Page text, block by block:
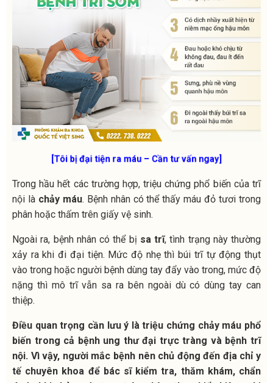
[Tôi bị đại tiện ra máu – Cần tư vấn ngay]
Trong hầu hết các trường hợp, triệu chứng phổ biến của trĩ
nội là chảy máu. Bệnh nhân có thể thấy máu đỏ tươi trong
phân hoặc thấm trên giấy vệ sinh.
Ngoài ra, bệnh nhân có thể bị sa trĩ, tình trạng này thường
xảy ra khi đi đại tiện. Mức độ nhẹ thì búi trĩ tự động thụt
vào trong hoặc người bệnh dùng tay đẩy vào trong, mức độ
nặng thì mô trĩ vẫn sa ra bên ngoài dù có dùng tay can
thiệp.
Điều quan trọng cần lưu ý là triệu chứng chảy máu phổ
biến trong cả bệnh ung thư đại trực tràng và bệnh trĩ
nội. Vì vậy, người mắc bệnh nên chủ động đến địa chỉ y
tế chuyên khoa để bác sĩ kiểm tra, thăm khám, chẩn